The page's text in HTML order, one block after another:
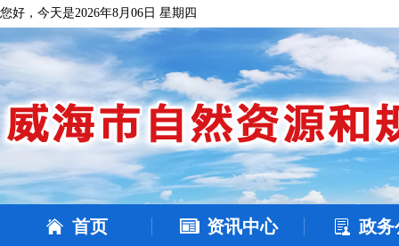
您好，今天是2026年8月06日 星期四
首页 资讯中心 政务